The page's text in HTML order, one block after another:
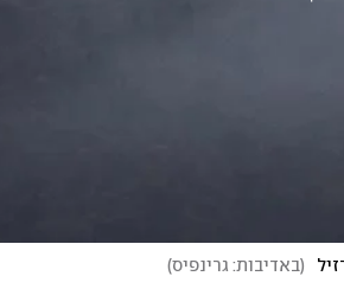
(באדיבות: גרינפיס)